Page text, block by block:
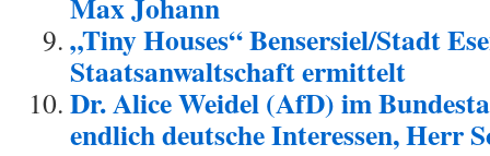
„Tiny Houses“ Bensersiel/Stadt
Staatsanwaltschaft ermittelt
Dr. Alice Weidel (AfD) im
endlich deutsche Interessen, Herr